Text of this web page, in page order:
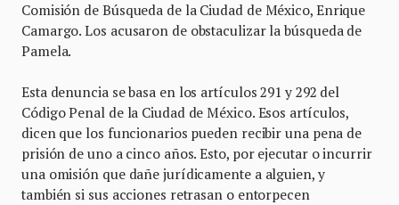
Comisión de Búsqueda de la Ciudad de México, Enrique
Camargo. Los acusaron de obstaculizar la búsqueda de
Pamela.
Esta denuncia se basa en los artículos 291 y 292 del
Código Penal de la Ciudad de México. Esos artículos,
dicen que los funcionarios pueden recibir una pena de
prisión de uno a cinco años. Esto, por ejecutar o incurrir
una omisión que dañe jurídicamente a alguien, y
también si sus acciones retrasan o entorpecen